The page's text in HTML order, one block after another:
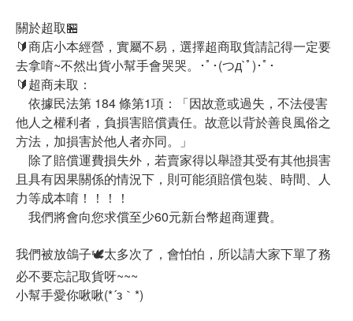
關於超取🏪
🔰商店小本經營，實屬不易，選擇超商取貨請記得一定要
去拿唷~不然出貨小幫手會哭哭。･ﾟ･(つд`ﾟ)･ﾟ･
🔰超商未取：
依據民法第 184 條第1項：「因故意或過失，不法侵害
他人之權利者，負損害賠償責任。故意以背於善良風俗之
方法，加損害於他人者亦同。」
除了賠償運費損失外，若賣家得以舉證其受有其他損害
且具有因果關係的情況下，則可能須賠償包裝、時間、人
力等成本唷！！！！
我們將會向您求償至少60元新台幣超商運費。
我們被放鴿子🕊太多次了，會怕怕，所以請大家下單了務
必不要忘記取貨呀~~~
小幫手愛你啾啾(*´з｀*)